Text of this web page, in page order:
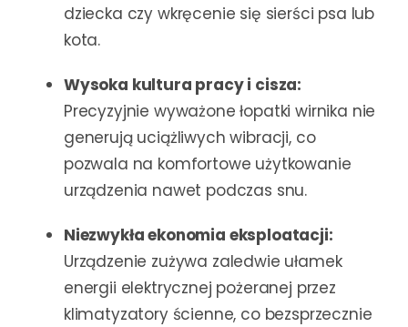
dziecka czy wkręcenie się sierści psa lub
kota.
Wysoka kultura pracy i cisza:
Precyzyjnie wyważone łopatki wirnika nie
generują uciążliwych wibracji, co
pozwala na komfortowe użytkowanie
urządzenia nawet podczas snu.
Niezwykła ekonomia eksploatacji:
Urządzenie zużywa zaledwie ułamek
energii elektrycznej pożeranej przez
klimatyzatory ścienne, co bezsprzecznie